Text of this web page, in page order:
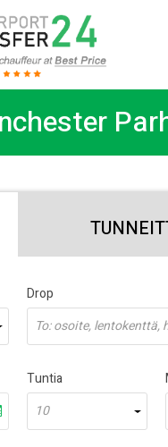
Drop
To: osoite, lentokenttä,
Tuntia
10